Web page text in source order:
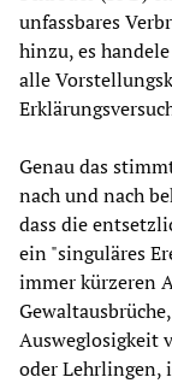
unfassbares
hinzu, es
alle
Genau das
nach und nach
dass die
ein "singuläres
immer kürzeren
Ausweglosigkeit
oder Lehrlingen,